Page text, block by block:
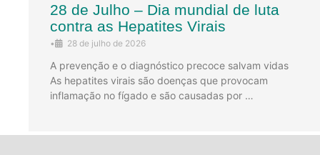
28 de Julho – Dia mundial de luta
contra as Hepatites Virais
• 28 de julho de 2026
A prevenção e o diagnóstico precoce salvam vidas
As hepatites virais são doenças que provocam
inflamação no fígado e são causadas por …